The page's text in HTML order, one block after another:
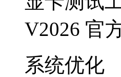
系统优化